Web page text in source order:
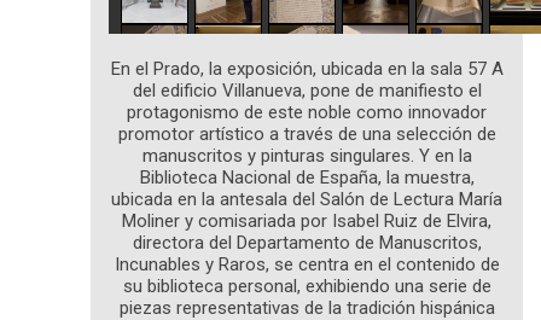
En el Prado, la exposición, ubicada en la sala 57 A
del edificio Villanueva, pone de manifiesto el
protagonismo de este noble como innovador
promotor artístico a través de una selección de
manuscritos y pinturas singulares. Y en la
Biblioteca Nacional de España, la muestra,
ubicada en la antesala del Salón de Lectura María
Moliner y comisariada por Isabel Ruiz de Elvira,
directora del Departamento de Manuscritos,
Incunables y Raros, se centra en el contenido de
su biblioteca personal, exhibiendo una serie de
piezas representativas de la tradición hispánica